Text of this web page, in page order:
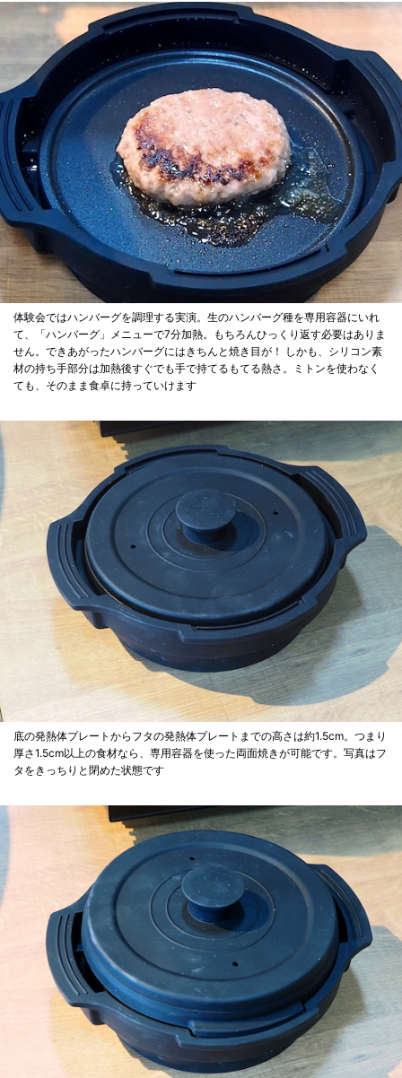
体験会ではハンバーグを調理する実演。生のハンバーグ種を専用容器にいれ
て、「ハンバーグ」メニューで7分加熱。もちろんひっくり返す必要はありま
せん。できあがったハンバーグにはきちんと焼き目が！ しかも、シリコン素
材の持ち手部分は加熱後すぐでも手で持てるもてる熱さ。ミトンを使わなく
ても、そのまま食卓に持っていけます
底の発熱体プレートからフタの発熱体プレートまでの高さは約1.5cm。つまり
厚さ1.5cm以上の食材なら、専用容器を使った両面焼きが可能です。写真はフ
タをきっちりと閉めた状態です